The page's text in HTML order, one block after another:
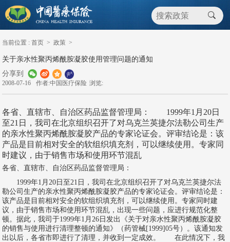
当前位置 : 首页 > 政策 >
关于亲水性聚丙烯酰胺凝胶使用管理问题的通知
分享到
2008-07-16 作者:中国医疗保险 浏览:
各省、直辖市、自治区药品监督管理局： 1999年1月20日
至21日，我司在北京组织召开了对乌克兰英捷尔法勒公司生产
的亲水性聚丙烯酰胺凝胶产品的专家论证会。评审结论是：该
产品是目前相对安全的软组织填充剂，可以继续使用。专家同
时建议，由于销售市场和使用环节混乱
各省、直辖市、自治区药品监督管理局：
1999年1月20日至21日，我司在北京组织召开了对乌克兰英捷尔法
勒公司生产的亲水性聚丙烯酰胺凝胶产品的专家论证会。评审结论是：
该产品是目前相对安全的软组织填充剂，可以继续使用。专家同时建
议，由于销售市场和使用环节混乱，出现一些问题，应进行规范化整
顿。据此，我司于1999年1月26日发出《关于对亲水性聚丙烯酰胺凝胶
的销售与使用进行清理整顿的通知》（药管械[1999]05号）。该通知发
出以后，各省市即进行了清理，并收到一定成效。 在此情况下，我